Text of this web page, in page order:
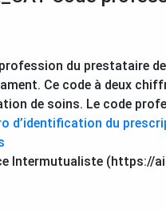
du prestataire
Ce code à deux
de soins. Le code
d’identification du
Intermutualiste (https://